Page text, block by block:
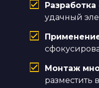
удачный
Монтаж
разместить